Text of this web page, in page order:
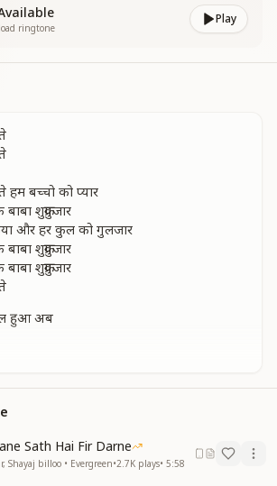
ringtone
Play
हम बच्चो को प्यार
शुक्रगुजार
और हर कुल को गुलजार
शुक्रगुजार
शुक्रगुजार
हुआ अब
हुआ अब
चांदनी में खुशियां नहा रही
हम बच्चो को प्यार
Sath Hai Fir Darne
Shayaj billoo • Evergreen•2.7K plays• 5:58